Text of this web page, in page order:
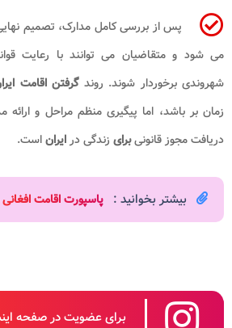
پس از بررسی کامل مدارک، تصمیم
می شود و متقاضیان می توانند با رعایت
شهروندی برخوردار شوند. روندگرفتن اقامت
زمان بر باشد، اما پیگیری منظم مراحل و
دریافت مجوز قانونیبرای زندگی درایراناست.
بیشتر بخوانید : پاسپورت اقامت افغانی
برای عضویت در صفحه